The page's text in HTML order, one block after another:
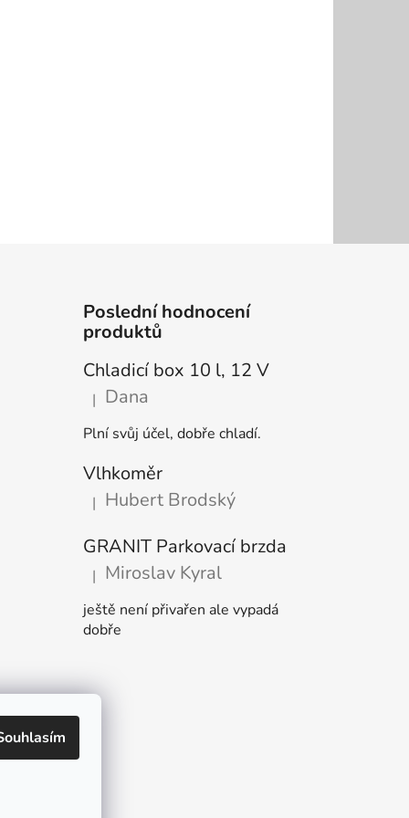
Poslední hodnocení
produktů
Chladicí box 10 l, 12 V
Hodnocení produktu je 5 z 5 hvězdiček.
| Dana
Plní svůj účel, dobře chladí.
Vlhkoměr
Hodnocení produktu je 5 z 5 hvězdiček.
| Hubert Brodský
GRANIT Parkovací brzda
Hodnocení produktu je 5 z 5 hvězdiček.
| Miroslav Kyral
ještě není přivařen ale vypadá
dobře